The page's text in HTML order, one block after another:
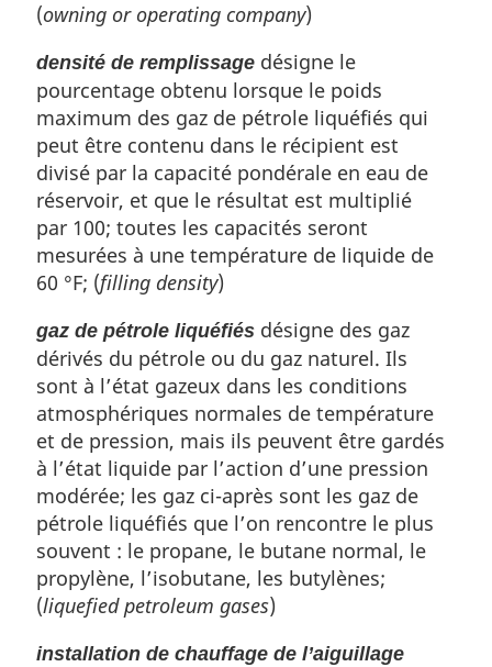
(owning or operating company)
densité de remplissage désigne le
pourcentage obtenu lorsque le poids
maximum des gaz de pétrole liquéfiés qui
peut être contenu dans le récipient est
divisé par la capacité pondérale en eau de
réservoir, et que le résultat est multiplié
par 100; toutes les capacités seront
mesurées à une température de liquide de
60 °F; (filling density)
gaz de pétrole liquéfiés désigne des gaz
dérivés du pétrole ou du gaz naturel. Ils
sont à l’état gazeux dans les conditions
atmosphériques normales de température
et de pression, mais ils peuvent être gardés
à l’état liquide par l’action d’une pression
modérée; les gaz ci-après sont les gaz de
pétrole liquéfiés que l’on rencontre le plus
souvent : le propane, le butane normal, le
propylène, l’isobutane, les butylènes;
(liquefied petroleum gases)
installation de chauffage de l’aiguillage